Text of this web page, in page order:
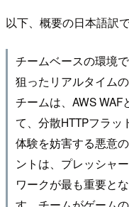
以下、概要の日本語訳で
チームベースの環境
狙ったリアルタイム
チームは、AWS WAF
て、分散HTTPフラッ
体験を妨害する悪意
ントは、プレッシャ
ワークが最も重要と